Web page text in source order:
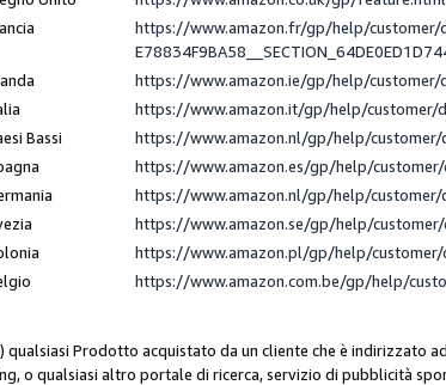
https://www.amazon.fr/gp/help/customer/
https://www.amazon.ie/gp/help/customer/
https://www.amazon.it/gp/help/customer/
Bassi
https://www.amazon.nl/gp/help/
https://www.amazon.es/gp/help/
https://www.amazon.nl/gp/help/
https://www.amazon.se/gp/help/
https://www.amazon.pl/gp/help/
https://www.amazon.com.be/gp/help/
qualsiasi Prodotto acquistato da un cliente che è indirizzato
o qualsiasi altro portale di ricerca, servizio di pubblicità